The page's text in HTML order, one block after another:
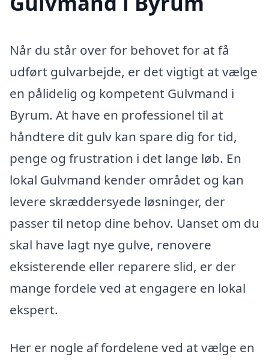
Når du står over for behovet for at få
udført gulvarbejde, er det vigtigt at vælge
en pålidelig og kompetent Gulvmand i
Byrum. At have en professionel til at
håndtere dit gulv kan spare dig for tid,
penge og frustration i det lange løb. En
lokal Gulvmand kender området og kan
levere skræddersyede løsninger, der
passer til netop dine behov. Uanset om du
skal have lagt nye gulve, renovere
eksisterende eller reparere slid, er der
mange fordele ved at engagere en lokal
ekspert.
Her er nogle af fordelene ved at vælge en